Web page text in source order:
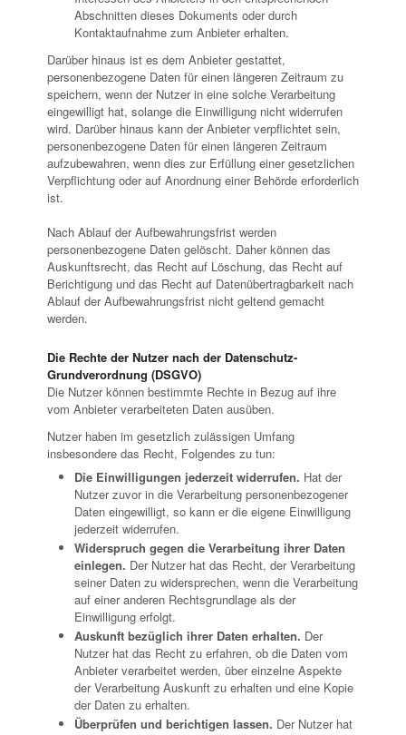
Abschnitten dieses Dokuments oder durch
Kontaktaufnahme zum Anbieter erhalten.
Darüber hinaus ist es dem Anbieter gestattet,
personenbezogene Daten für einen längeren Zeitraum zu
speichern, wenn der Nutzer in eine solche Verarbeitung
eingewilligt hat, solange die Einwilligung nicht widerrufen
wird. Darüber hinaus kann der Anbieter verpflichtet sein,
personenbezogene Daten für einen längeren Zeitraum
aufzubewahren, wenn dies zur Erfüllung einer gesetzlichen
Verpflichtung oder auf Anordnung einer Behörde erforderlich
ist.
Nach Ablauf der Aufbewahrungsfrist werden
personenbezogene Daten gelöscht. Daher können das
Auskunftsrecht, das Recht auf Löschung, das Recht auf
Berichtigung und das Recht auf Datenübertragbarkeit nach
Ablauf der Aufbewahrungsfrist nicht geltend gemacht
werden.
Die Rechte der Nutzer nach der Datenschutz-
Grundverordnung (DSGVO)
Die Nutzer können bestimmte Rechte in Bezug auf ihre
vom Anbieter verarbeiteten Daten ausüben.
Nutzer haben im gesetzlich zulässigen Umfang
insbesondere das Recht, Folgendes zu tun:
Die Einwilligungen jederzeit widerrufen. Hat der
Nutzer zuvor in die Verarbeitung personenbezogener
Daten eingewilligt, so kann er die eigene Einwilligung
jederzeit widerrufen.
Widerspruch gegen die Verarbeitung ihrer Daten
einlegen. Der Nutzer hat das Recht, der Verarbeitung
seiner Daten zu widersprechen, wenn die Verarbeitung
auf einer anderen Rechtsgrundlage als der
Einwilligung erfolgt.
Auskunft bezüglich ihrer Daten erhalten. Der
Nutzer hat das Recht zu erfahren, ob die Daten vom
Anbieter verarbeitet werden, über einzelne Aspekte
der Verarbeitung Auskunft zu erhalten und eine Kopie
der Daten zu erhalten.
Überprüfen und berichtigen lassen. Der Nutzer hat